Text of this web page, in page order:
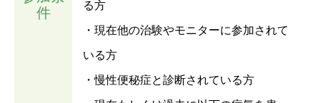
件
る方
・現在他の治験やモニターに参加されて
いる方
・慢性便秘症と診断されている方